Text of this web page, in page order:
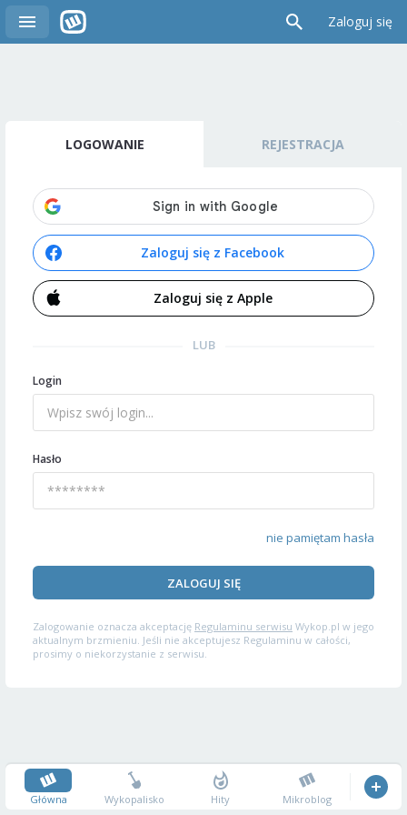
Zaloguj się
LOGOWANIE REJESTRACJA
Zaloguj się z Facebook
Zaloguj się z Apple
LUB
Login
Hasło
nie pamiętam hasła
ZALOGUJ SIĘ
Zalogowanie oznacza akceptację Regulaminu serwisu Wykop.pl w jego
aktualnym brzmieniu. Jeśli nie akceptujesz Regulaminu w całości,
prosimy o niekorzystanie z serwisu.
Główna Wykopalisko Hity Mikroblog